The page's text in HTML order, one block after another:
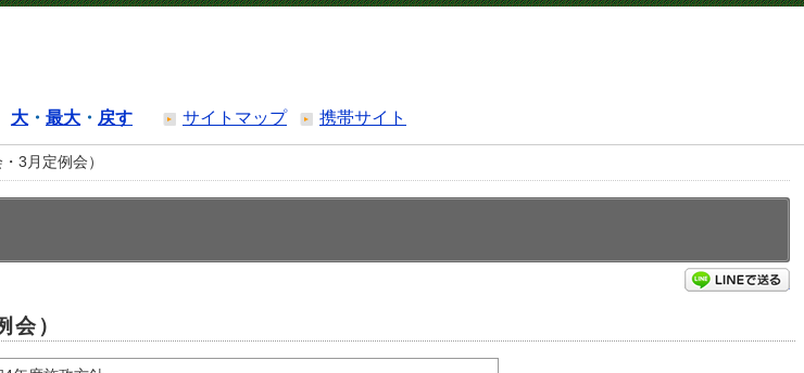
大 ・ 最大 ・ 戻す サイトマップ 携帯サイト
3月定例会）
）